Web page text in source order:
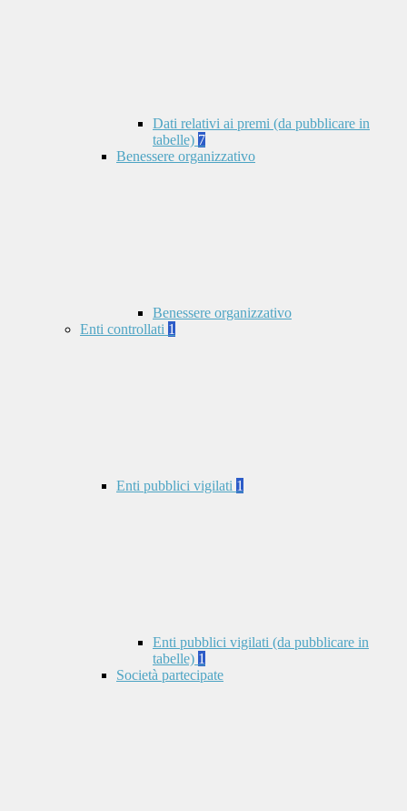
Dati relativi ai premi (da pubblicare in
tabelle) 7
Benessere organizzativo
Benessere organizzativo
Enti controllati 1
Enti pubblici vigilati 1
Enti pubblici vigilati (da pubblicare in
tabelle) 1
Società partecipate